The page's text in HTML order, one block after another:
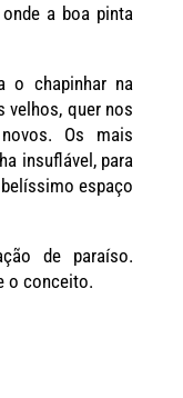
a boa pinta
o chapinhar na
velhos, quer nos
Os mais
insuflável, para
espaço
de paraíso.
o conceito.